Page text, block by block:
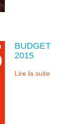
BUDGET
2015
Lire la suite